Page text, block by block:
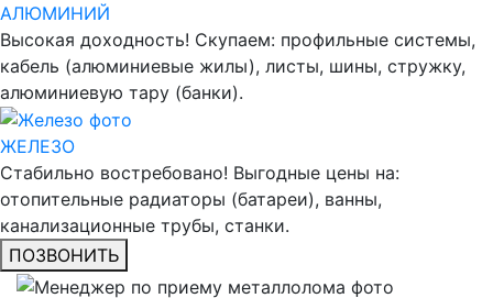
АЛЮМИНИЙ
Высокая доходность! Скупаем: профильные системы,
кабель (алюминиевые жилы), листы, шины, стружку,
алюминиевую тару (банки).
ЖЕЛЕЗО
Стабильно востребовано! Выгодные цены на:
отопительные радиаторы (батареи), ванны,
канализационные трубы, станки.
ПОЗВОНИТЬ